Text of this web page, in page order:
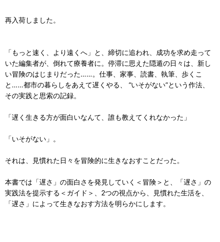
再入荷しました。
「もっと速く、より遠くへ」と、締切に追われ、成功を求め走って
いた編集者が、倒れて療養者に。停滞に思えた隠遁の日々は、新し
い冒険のはじまりだった……。仕事、家事、読書、執筆、歩くこ
と……都市の暮らしをあえて遅くやる、 “いそがない”という作法、
その実践と思索の記録。
「遅く生きる方が面白いなんて、誰も教えてくれなかった」
「いそがない」。
それは、見慣れた日々を冒険的に生きなおすことだった。
本書では「遅さ」の面白さを発見していく＜冒険＞と、「遅さ」の
実践法を提示する＜ガイド＞、2つの視点から、見慣れた生活を、
「遅さ」によって生きなおす方法を明らかにします。